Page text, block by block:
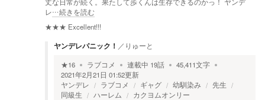
レ…続きを読む
★★★ Excellent!!!
ヤンデレパニック！ ／ りゅーと
★16 ラブコメ 連載中 19話 45,411文字
2021年2月21日 01:52更新
ヤンデレ
ラブコメ ギャグ 幼馴染み
先生
同級生
ハーレム カクヨムオンリー